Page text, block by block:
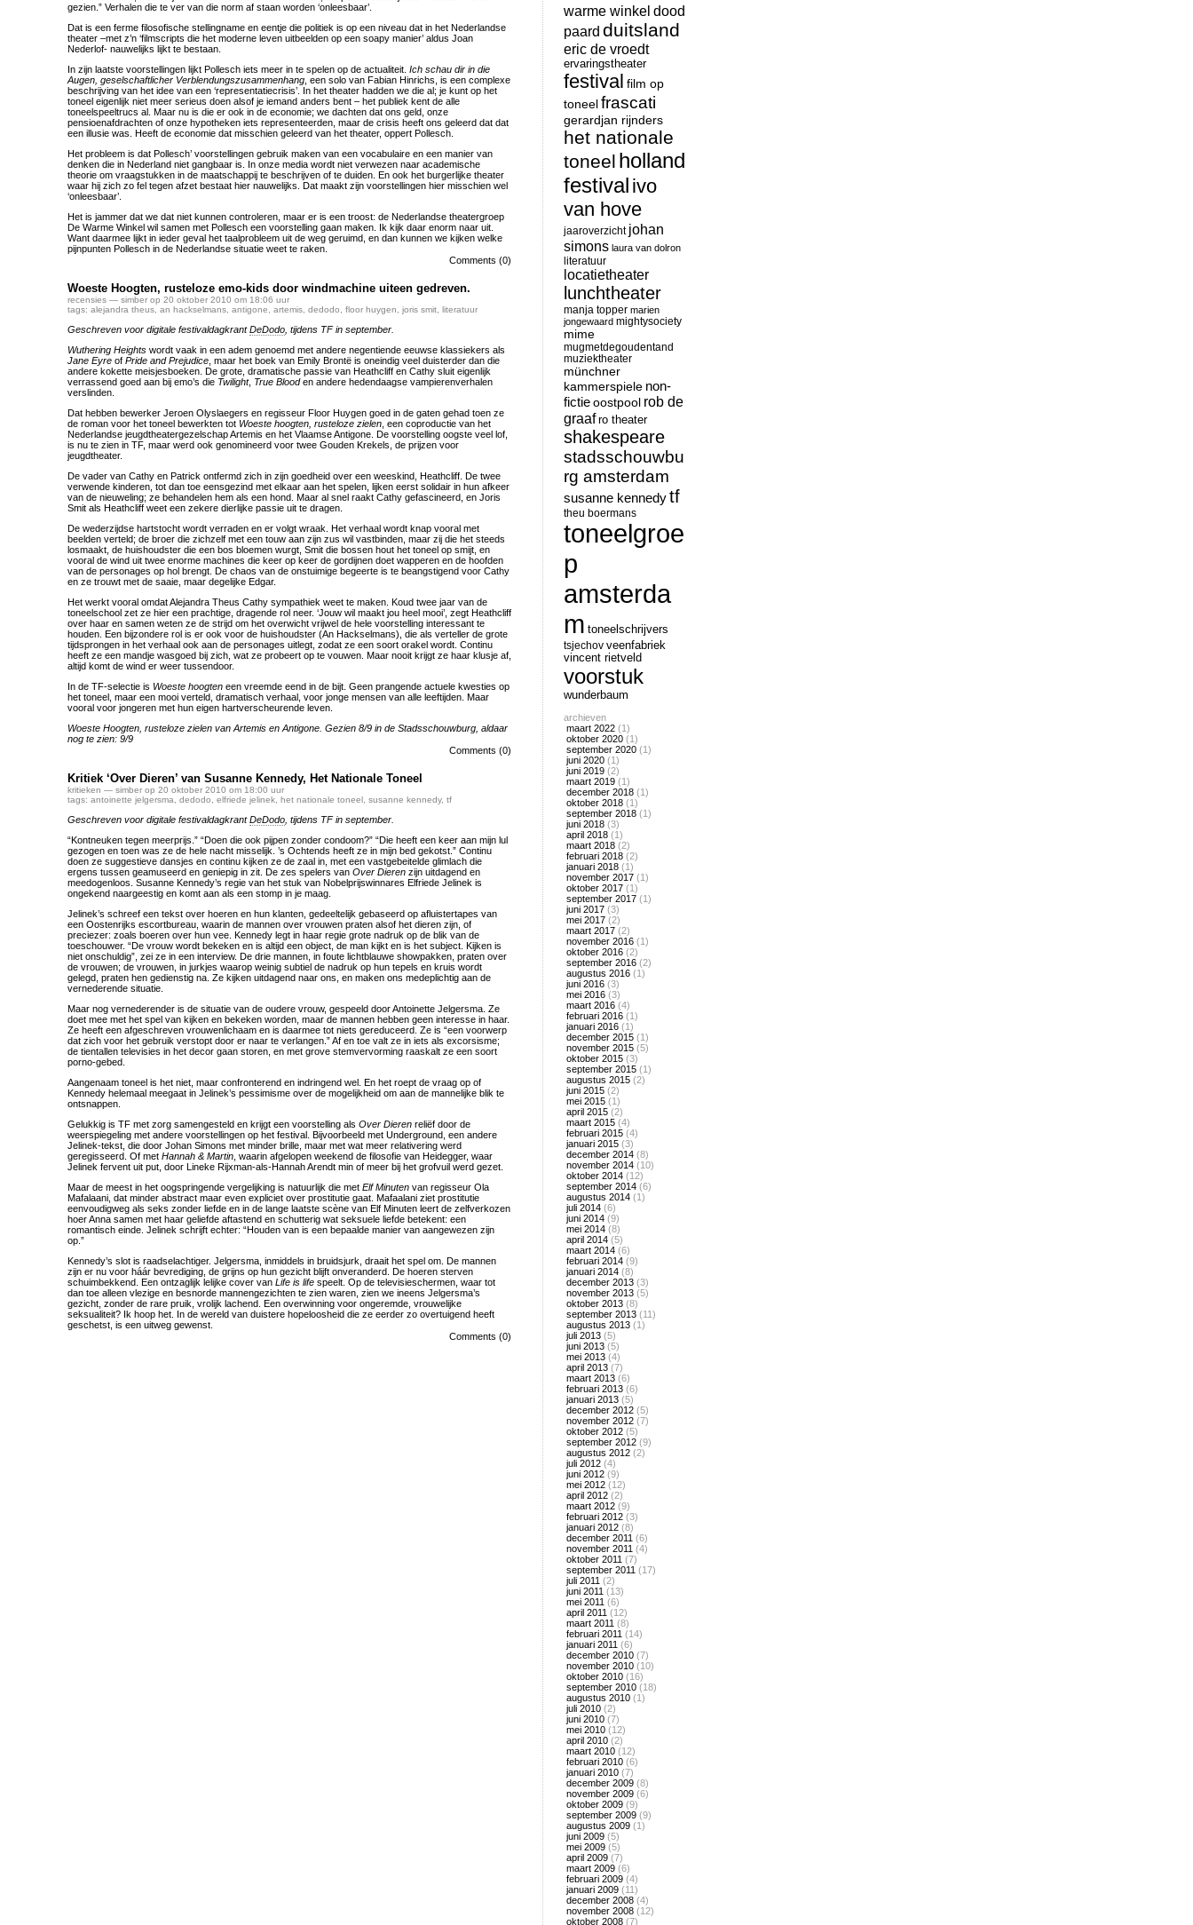
gezien.” Verhalen die te ver van die norm af staan worden ‘onleesbaar’.
Dat is een ferme filosofische stellingname en eentje die politiek is op een niveau dat in het Nederlandse
theater –met z’n ‘filmscripts die het moderne leven uitbeelden op een soapy manier’ aldus Joan
Nederlof- nauwelijks lijkt te bestaan.
In zijn laatste voorstellingen lijkt Pollesch iets meer in te spelen op de actualiteit. Ich schau dir in die
Augen, geselschaftlicher Verblendungszusammenhang , een solo van Fabian Hinrichs, is een complexe
beschrijving van het idee van een ‘representatiecrisis’. In het theater hadden we die al; je kunt op het
toneel eigenlijk niet meer serieus doen alsof je iemand anders bent – het publiek kent de alle
toneelspeeltrucs al. Maar nu is die er ook in de economie; we dachten dat ons geld, onze
pensioenafdrachten of onze hypotheken iets representeerden, maar de crisis heeft ons geleerd dat dat
een illusie was. Heeft de economie dat misschien geleerd van het theater, oppert Pollesch.
Het probleem is dat Pollesch’ voorstellingen gebruik maken van een vocabulaire en een manier van
denken die in Nederland niet gangbaar is. In onze media wordt niet verwezen naar academische
theorie om vraagstukken in de maatschappij te beschrijven of te duiden. En ook het burgerlijke theater
waar hij zich zo fel tegen afzet bestaat hier nauwelijks. Dat maakt zijn voorstellingen hier misschien wel
‘onleesbaar’.
Het is jammer dat we dat niet kunnen controleren, maar er is een troost: de Nederlandse theatergroep
De Warme Winkel wil samen met Pollesch een voorstelling gaan maken. Ik kijk daar enorm naar uit.
Want daarmee lijkt in ieder geval het taalprobleem uit de weg geruimd, en dan kunnen we kijken welke
pijnpunten Pollesch in de Nederlandse situatie weet te raken.
Comments (0)
Woeste Hoogten, rusteloze emo-kids door windmachine uiteen gedreven.
recensies — simber op 20 oktober 2010 om 18:06 uur
tags: alejandra theus an hackselmans antigone artemis dedodo floor huygen joris smit literatuur
Geschreven voor digitale festivaldagkrantDeDodo , tijdens TF in september.
Wuthering Heights wordt vaak in een adem genoemd met andere negentiende eeuwse klassiekers als
Jane Eyre of Pride and Prejudice , maar het boek van Emily Brontë is oneindig veel duisterder dan die
andere kokette meisjesboeken. De grote, dramatische passie van Heathcliff en Cathy sluit eigenlijk
verrassend goed aan bij emo’s die Twilight, True Blooden andere hedendaagse vampierenverhalen
verslinden.
Dat hebben bewerker Jeroen Olyslaegers en regisseur Floor Huygen goed in de gaten gehad toen ze
de roman voor het toneel bewerkten tot Woeste hoogten, rusteloze zielen , een coproductie van het
Nederlandse jeugdtheatergezelschap Artemis en het Vlaamse Antigone. De voorstelling oogste veel lof,
is nu te zien in TF, maar werd ook genomineerd voor twee Gouden Krekels, de prijzen voor
jeugdtheater.
De vader van Cathy en Patrick ontfermd zich in zijn goedheid over een weeskind, Heathcliff. De twee
verwende kinderen, tot dan toe eensgezind met elkaar aan het spelen, lijken eerst solidair in hun afkeer
van de nieuweling; ze behandelen hem als een hond. Maar al snel raakt Cathy gefascineerd, en Joris
Smit als Heathcliff weet een zekere dierlijke passie uit te dragen.
De wederzijdse hartstocht wordt verraden en er volgt wraak. Het verhaal wordt knap vooral met
beelden verteld; de broer die zichzelf met een touw aan zijn zus wil vastbinden, maar zij die het steeds
losmaakt, de huishoudster die een bos bloemen wurgt, Smit die bossen hout het toneel op smijt, en
vooral de wind uit twee enorme machines die keer op keer de gordijnen doet wapperen en de hoofden
van de personages op hol brengt. De chaos van de onstuimige begeerte is te beangstigend voor Cathy
en ze trouwt met de saaie, maar degelijke Edgar.
Het werkt vooral omdat Alejandra Theus Cathy sympathiek weet te maken. Koud twee jaar van de
toneelschool zet ze hier een prachtige, dragende rol neer. ‘Jouw wil maakt jou heel mooi’, zegt Heathcliff
over haar en samen weten ze de strijd om het overwicht vrijwel de hele voorstelling interessant te
houden. Een bijzondere rol is er ook voor de huishoudster (An Hackselmans), die als verteller de grote
tijdsprongen in het verhaal ook aan de personages uitlegt, zodat ze een soort orakel wordt. Continu
heeft ze een mandje wasgoed bij zich, wat ze probeert op te vouwen. Maar nooit krijgt ze haar klusje af,
altijd komt de wind er weer tussendoor.
In de TF-selectie is Woeste hoogten een vreemde eend in de bijt. Geen prangende actuele kwesties op
het toneel, maar een mooi verteld, dramatisch verhaal, voor jonge mensen van alle leeftijden. Maar
vooral voor jongeren met hun eigen hartverscheurende leven.
Woeste Hoogten, rusteloze zielen van Artemis en Antigone. Gezien 8/9 in de Stadsschouwburg, aldaar
nog te zien: 9/9
Comments (0)
Kritiek ‘Over Dieren’ van Susanne Kennedy, Het Nationale Toneel
kritieken — simber op 20 oktober 2010 om 18:00 uur
tags: antoinette jelgersma dedodo elfriede jelinek het nationale toneel susanne kennedy, tf
Geschreven voor digitale festivaldagkrantDeDodo , tijdens TF in september.
“Kontneuken tegen meerprijs.” “Doen die ook pijpen zonder condoom?” “Die heeft een keer aan mijn lul
gezogen en toen was ze de hele nacht misselijk. ’s Ochtends heeft ze in mijn bed gekotst.” Continu
doen ze suggestieve dansjes en continu kijken ze de zaal in, met een vastgebeitelde glimlach die
ergens tussen geamuseerd en geniepig in zit. De zes spelers van Over Dieren zijn uitdagend en
meedogenloos. Susanne Kennedy’s regie van het stuk van Nobelprijswinnares Elfriede Jelinek is
ongekend naargeestig en komt aan als een stomp in je maag.
Jelinek’s schreef een tekst over hoeren en hun klanten, gedeeltelijk gebaseerd op afluistertapes van
een Oostenrijks escortbureau, waarin de mannen over vrouwen praten alsof het dieren zijn, of
preciezer: zoals boeren over hun vee. Kennedy legt in haar regie grote nadruk op de blik van de
toeschouwer. “De vrouw wordt bekeken en is altijd een object, de man kijkt en is het subject. Kijken is
niet onschuldig”, zei ze in een interview. De drie mannen, in foute lichtblauwe showpakken, praten over
de vrouwen; de vrouwen, in jurkjes waarop weinig subtiel de nadruk op hun tepels en kruis wordt
gelegd, praten hen gedienstig na. Ze kijken uitdagend naar ons, en maken ons medeplichtig aan de
vernederende situatie.
Maar nog vernederender is de situatie van de oudere vrouw, gespeeld door Antoinette Jelgersma. Ze
doet mee met het spel van kijken en bekeken worden, maar de mannen hebben geen interesse in haar.
Ze heeft een afgeschreven vrouwenlichaam en is daarmee tot niets gereduceerd. Ze is “een voorwerp
dat zich voor het gebruik verstopt door er naar te verlangen.” Af en toe valt ze in iets als excorsisme;
de tientallen televisies in het decor gaan storen, en met grove stemvervorming raaskalt ze een soort
porno-gebed.
Aangenaam toneel is het niet, maar confronterend en indringend wel. En het roept de vraag op of
Kennedy helemaal meegaat in Jelinek’s pessimisme over de mogelijkheid om aan de mannelijke blik te
ontsnappen.
Gelukkig is TF met zorg samengesteld en krijgt een voorstelling als Over Dieren reliëf door de
weerspiegeling met andere voorstellingen op het festival. Bijvoorbeeld met Underground, een andere
Jelinek-tekst, die door Johan Simons met minder brille, maar met wat meer relativering werd
geregisseerd. Of met Hannah & Martin , waarin afgelopen weekend de filosofie van Heidegger, waar
Jelinek fervent uit put, door Lineke Rijxman-als-Hannah Arendt min of meer bij het grofvuil werd gezet.
Maar de meest in het oogspringende vergelijking is natuurlijk die met Elf Minuten van regisseur Ola
Mafalaani, dat minder abstract maar even expliciet over prostitutie gaat. Mafaalani ziet prostitutie
eenvoudigweg als seks zonder liefde en in de lange laatste scène van Elf Minuten leert de zelfverkozen
hoer Anna samen met haar geliefde aftastend en schutterig wat seksuele liefde betekent: een
romantisch einde. Jelinek schrijft echter: “Houden van is een bepaalde manier van aangewezen zijn
op.”
Kennedy’s slot is raadselachtiger. Jelgersma, inmiddels in bruidsjurk, draait het spel om. De mannen
zijn er nu voor háár bevrediging, de grijns op hun gezicht blijft onveranderd. De hoeren sterven
schuimbekkend. Een ontzaglijk lelijke cover van Life is life speelt. Op de televisieschermen, waar tot
dan toe alleen vlezige en besnorde mannengezichten te zien waren, zien we ineens Jelgersma’s
gezicht, zonder de rare pruik, vrolijk lachend. Een overwinning voor ongeremde, vrouwelijke
seksualiteit? Ik hoop het. In de wereld van duistere hopeloosheid die ze eerder zo overtuigend heeft
geschetst, is een uitweg gewenst.
Comments (0)
warme winkel dood
paard duitsland
eric de vroedt
ervaringstheater
festival film op
toneelfrascati
gerardjan rijnders
het nationale
toneel holland
festival ivo
van hove
jaaroverzicht johan
simons laura van dolron
literatuur
locatietheater
lunchtheater
manja topper marien
jongewaard mightysociety
mime
mugmetdegoudentand
muziektheater
münchner
kammerspiele non-
fictieoostpool rob de
graaf ro theater
shakespeare
stadsschouwbu
rg amsterdam
susanne kennedytf
theu boermans
toneelgroe
p
amsterda
m toneelschrijvers
tsjechov veenfabriek
vincent rietveld
voorstuk
wunderbaum
archieven
maart 2022 (1)
oktober 2020 (1)
september 2020 (1)
juni 2020 (1)
juni 2019 (2)
maart 2019 (1)
december 2018 (1)
oktober 2018 (1)
september 2018 (1)
juni 2018 (3)
april 2018 (1)
maart 2018 (2)
februari 2018 (2)
januari 2018 (1)
november 2017 (1)
oktober 2017 (1)
september 2017 (1)
juni 2017 (3)
mei 2017 (2)
maart 2017 (2)
november 2016 (1)
oktober 2016 (2)
september 2016 (2)
augustus 2016 (1)
juni 2016 (3)
mei 2016 (3)
maart 2016 (4)
februari 2016 (1)
januari 2016 (1)
december 2015 (1)
november 2015 (5)
oktober 2015 (3)
september 2015 (1)
augustus 2015 (2)
juni 2015 (2)
mei 2015 (1)
april 2015 (2)
maart 2015 (4)
februari 2015 (4)
januari 2015 (3)
december 2014 (8)
november 2014 (10)
oktober 2014 (12)
september 2014 (6)
augustus 2014 (1)
juli 2014 (6)
juni 2014 (9)
mei 2014 (8)
april 2014 (5)
maart 2014 (6)
februari 2014 (9)
januari 2014 (8)
december 2013 (3)
november 2013 (5)
oktober 2013 (8)
september 2013 (11)
augustus 2013 (1)
juli 2013 (5)
juni 2013 (5)
mei 2013 (4)
april 2013 (7)
maart 2013 (6)
februari 2013 (6)
januari 2013 (5)
december 2012 (5)
november 2012 (7)
oktober 2012 (5)
september 2012 (9)
augustus 2012 (2)
juli 2012 (4)
juni 2012 (9)
mei 2012 (12)
april 2012 (2)
maart 2012 (9)
februari 2012 (3)
januari 2012 (8)
december 2011 (6)
november 2011 (4)
oktober 2011 (7)
september 2011 (17)
juli 2011 (2)
juni 2011 (13)
mei 2011 (6)
april 2011 (12)
maart 2011 (8)
februari 2011 (14)
januari 2011 (6)
december 2010 (7)
november 2010 (10)
oktober 2010 (16)
september 2010 (18)
augustus 2010 (1)
juli 2010 (2)
juni 2010 (7)
mei 2010 (12)
april 2010 (2)
maart 2010 (12)
februari 2010 (6)
januari 2010 (7)
december 2009 (8)
november 2009 (6)
oktober 2009 (9)
september 2009 (9)
augustus 2009 (1)
juni 2009 (5)
mei 2009 (5)
april 2009 (7)
maart 2009 (6)
februari 2009 (4)
januari 2009 (11)
december 2008 (4)
november 2008 (12)
oktober 2008 (7)